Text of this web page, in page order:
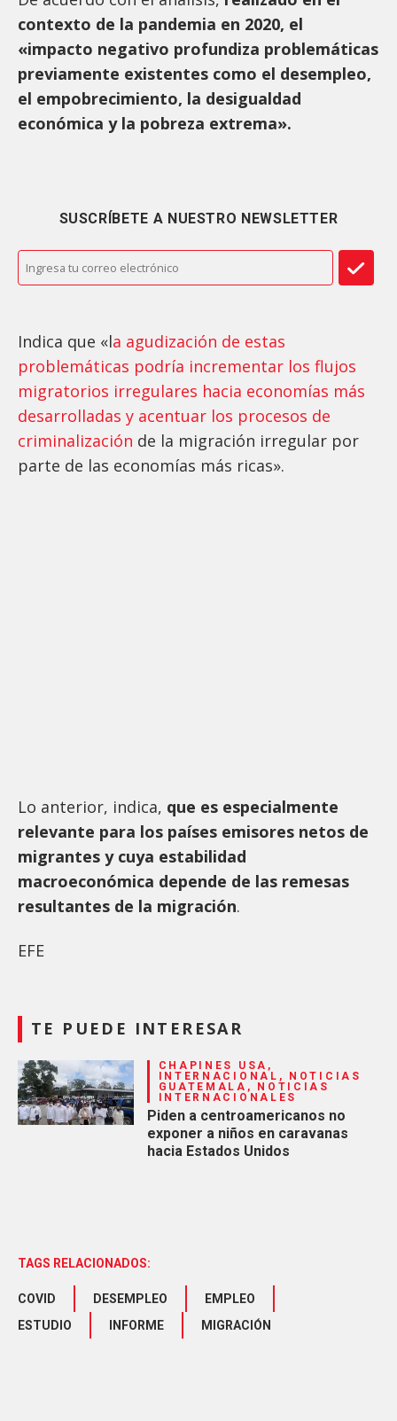
contexto de la pandemia en 2020, el
«impacto negativo profundiza problemáticas
previamente existentes como el desempleo,
el empobrecimiento, la desigualdad
económica y la pobreza extrema».
SUSCRÍBETE A NUESTRO NEWSLETTER
Indica que «la agudización de estas
problemáticas podría incrementar los flujos
migratorios irregulares hacia economías más
desarrolladas y acentuar los procesos de
criminalización de la migración irregular por
parte de las economías más ricas».
Lo anterior, indica, que es especialmente
relevante para los países emisores netos de
migrantes y cuya estabilidad
macroeconómica depende de las remesas
resultantes de la migración.
EFE
TE PUEDE INTERESAR
CHAPINES USA,
INTERNACIONAL, NOTICIAS
GUATEMALA, NOTICIAS
INTERNACIONALES
Piden a centroamericanos no
exponer a niños en caravanas
hacia Estados Unidos
TAGS RELACIONADOS:
COVID DESEMPLEO
EMPLEO
ESTUDIO
INFORME MIGRACIÓN